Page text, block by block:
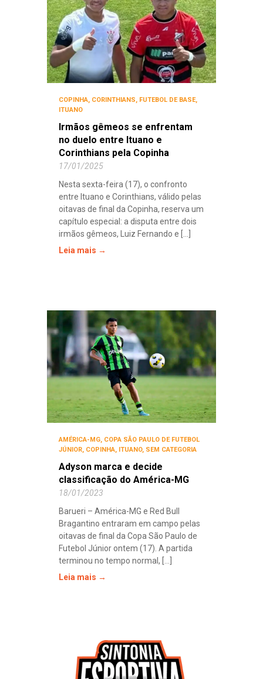
COPINHA, CORINTHIANS, FUTEBOL DE BASE,
ITUANO
Irmãos gêmeos se enfrentam
no duelo entre Ituano e
Corinthians pela Copinha
17/01/2025
Nesta sexta-feira (17), o confronto
entre Ituano e Corinthians, válido pelas
oitavas de final da Copinha, reserva um
capítulo especial: a disputa entre dois
irmãos gêmeos, Luiz Fernando e [...]
Leia mais →
AMÉRICA-MG, COPA SÃO PAULO DE FUTEBOL
JÚNIOR, COPINHA, ITUANO, SEM CATEGORIA
Adyson marca e decide
classificação do América-MG
18/01/2023
Barueri – América-MG e Red Bull
Bragantino entraram em campo pelas
oitavas de final da Copa São Paulo de
Futebol Júnior ontem (17). A partida
terminou no tempo normal, [...]
Leia mais →